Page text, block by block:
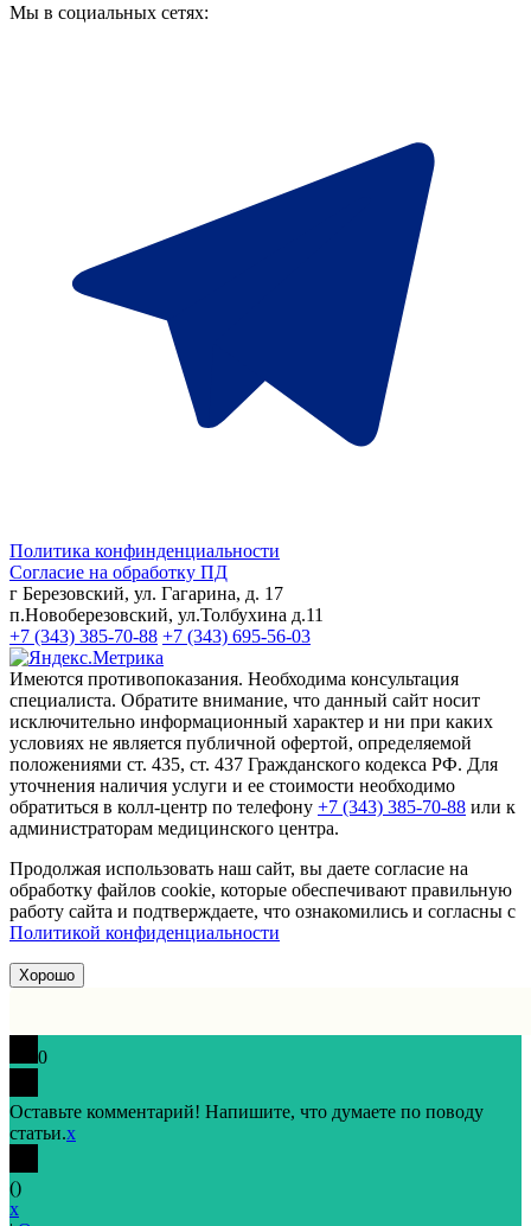
Мы в социальных сетях:
Политика конфинденциальности
Согласие на обработку ПД
г Березовский, ул. Гагарина, д. 17
п.Новоберезовский, ул.Толбухина д.11
+7 (343) 385-70-88 +7 (343) 695-56-03
Имеются противопоказания. Необходима консультация
специалиста. Обратите внимание, что данный сайт носит
исключительно информационный характер и ни при каких
условиях не является публичной офертой, определяемой
положениями ст. 435, ст. 437 Гражданского кодекса РФ. Для
уточнения наличия услуги и ее стоимости необходимо
обратиться в колл-центр по телефону +7 (343) 385-70-88 или к
администраторам медицинского центра.
Продолжая использовать наш сайт, вы даете согласие на
обработку файлов cookie, которые обеспечивают правильную
работу сайта и подтверждаете, что ознакомились и согласны с
Политикой конфиденциальности
Хорошо
0
Оставьте комментарий! Напишите, что думаете по поводу
статьи.x
()
x